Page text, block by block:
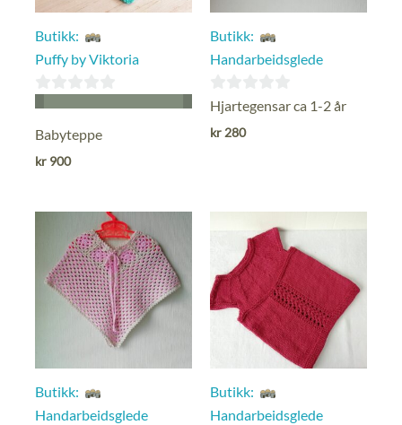
Butikk:
Puffy by Viktoria
5
Babyteppe
kr 900
Butikk:
Handarbeidsglede
0
ut
Hjartegensar ca 1-2 år
kr 280
Butikk:
Handarbeidsglede
Butikk:
Handarbeidsglede